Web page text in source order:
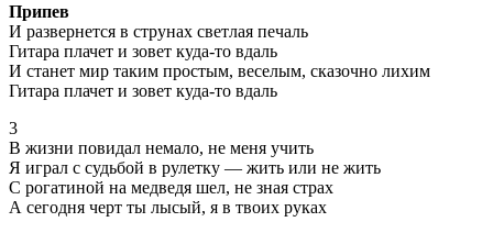
Припев
И развернется в струнах светлая печаль
Гитара плачет и зовет куда-то вдаль
И станет мир таким простым, веселым, сказочно лихим
Гитара плачет и зовет куда-то вдаль
3
В жизни повидал немало, не меня учить
Я играл с судьбой в рулетку — жить или не жить
С рогатиной на медведя шел, не зная страх
А сегодня черт ты лысый, я в твоих руках